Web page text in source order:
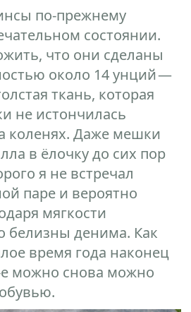
по-прежнему
состоянии.
что они сделаны
около 14 унций —
ткань, которая
не истончилась
коленях. Даже мешки
в ёлочку до сих пор
я не встречал
паре и вероятно
мягкости
белизны денима. Как
время года наконец
е можно снова можно